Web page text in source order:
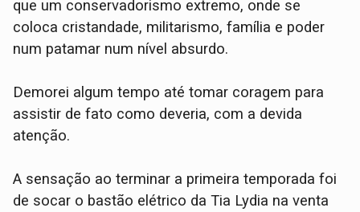
que um conservadorismo extremo, onde se
coloca cristandade, militarismo, família e poder
num patamar num nível absurdo.
Demorei algum tempo até tomar coragem para
assistir de fato como deveria, com a devida
atenção.
A sensação ao terminar a primeira temporada foi
de socar o bastão elétrico da Tia Lydia na venta